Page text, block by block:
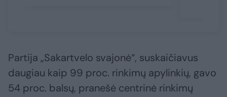
Partija „Sakartvelo svajonė“, suskaičiavus
daugiau kaip 99 proc. rinkimų apylinkių, gavo
54 proc. balsų, pranešė centrinė rinkimų